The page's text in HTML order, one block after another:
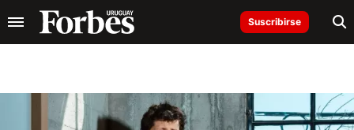
Suscribirse